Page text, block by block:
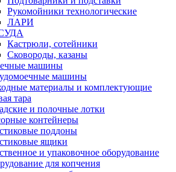
Рукомойники технологические
ЛАРИ
Кастрюли, сотейники
Сковороды, казаны
машины
машины
материалы и комплектующие
тара
и полочные лотки
контейнеры
поддоны
ящики
и упаковочное оборудование
для копчения